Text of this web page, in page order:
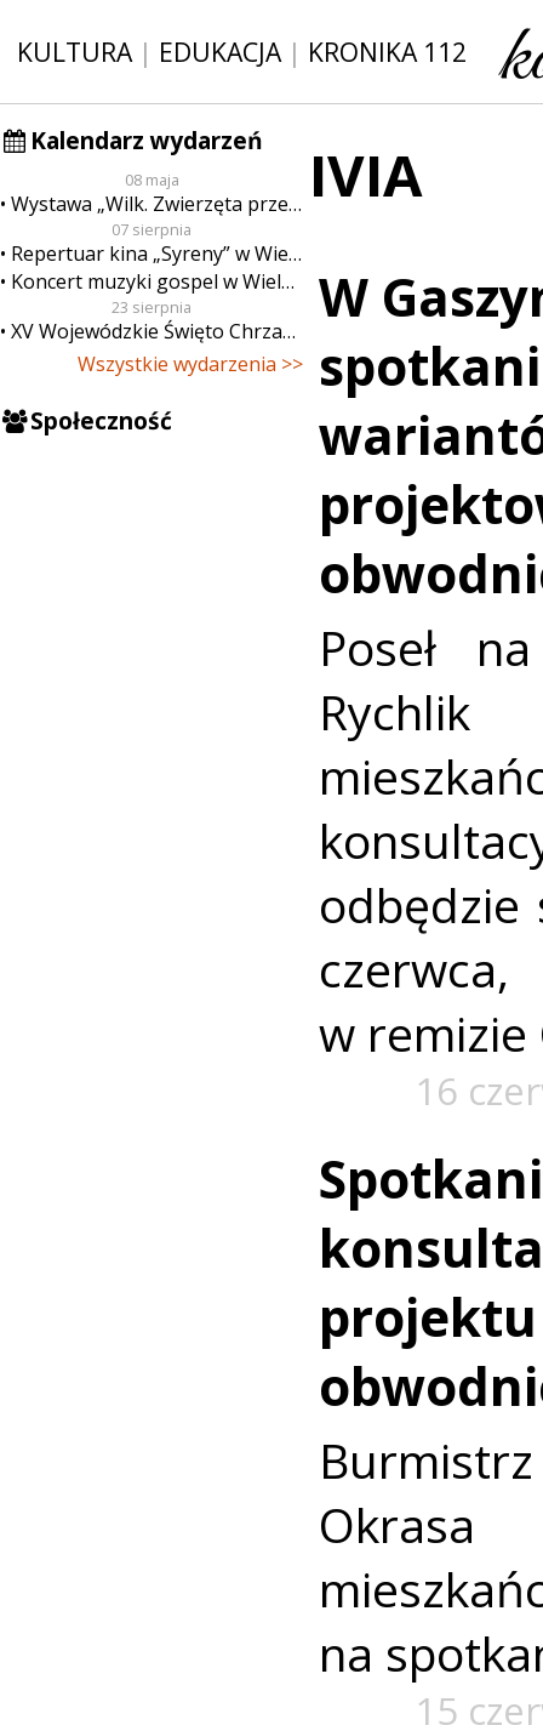
KULTURA| EDUKACJA| KRONIKA 112
Kalendarz wydarzeń
08 maja
Wystawa „Wilk. Zwierzęta przeklęte”
07 sierpnia
Repertuar kina „Syreny” w Wieluniu w dn. od 7 do 13 sierpnia
Koncert muzyki gospel w Wieluniu
23 sierpnia
XV Wojewódzkie Święto Chrzanu
Wszystkie wydarzenia >>
Społeczność
IVIA
W
Poseł
odbędzie
w remizie
16
na
15